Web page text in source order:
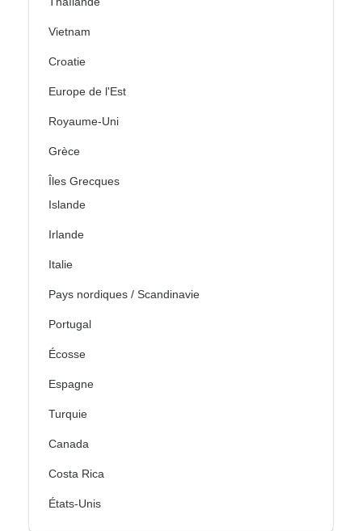
Vietnam
Croatie
Europe de l'Est
Royaume-Uni
Grèce
Îles Grecques
Islande
Irlande
Italie
Pays nordiques / Scandinavie
Portugal
Écosse
Espagne
Turquie
Canada
Costa Rica
États-Unis